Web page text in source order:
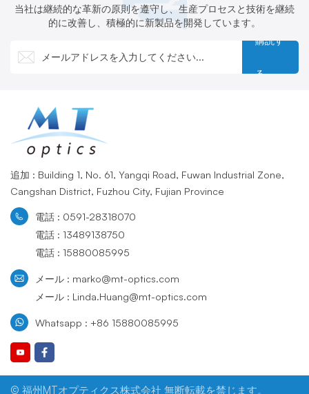
当社は継続的な革新の原則を遵守し、生産プロセスと技術を継続
的に改善し、積極的に新製品を開発しています。
購読す
る
追加 : Building 1, No. 61, Yangqi Road, Fuwan Industrial Zone,
Cangshan District, Fuzhou City, Fujian Province
電話 : 0591-28318070
電話 : 13489138750
電話 : 15880085995
メール : marko@mt-optics.com
メール : Linda.Huang@mt-optics.com
Whatsapp : +86 15880085995
© 福州MTオプティクス株式会社 無断転載を禁じます。